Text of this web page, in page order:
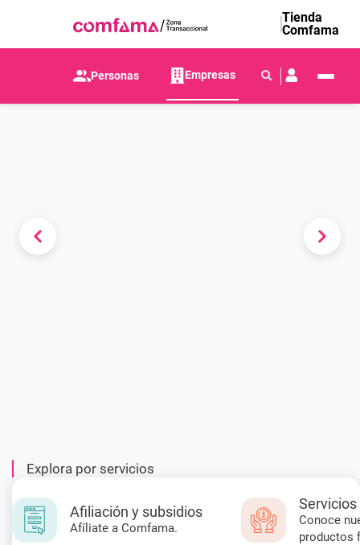
Tienda
Comfama
Personas Empresas
Explora por servicios
Afiliación y subsidios
Afíliate a Comfama.
Conoce
productos